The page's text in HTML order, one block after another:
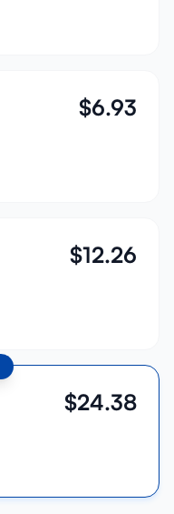
$6.93
$12.26
$24.38